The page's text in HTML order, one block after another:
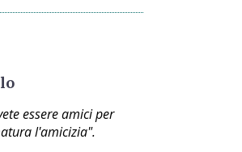
essere amici per
l'amicizia".